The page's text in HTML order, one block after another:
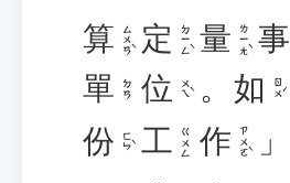
算 ㄙㄨㄢˋ 定 ㄉㄧㄥˋ 量 ㄌㄧㄤˋ 事
單 ㄉㄢ 位 ㄨㄟˋ 。 如 ㄖㄨˊ
份 ㄈㄣˋ 工 ㄍㄨㄥ 作 ㄗㄨㄛˋ